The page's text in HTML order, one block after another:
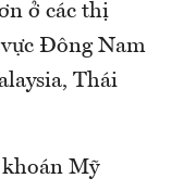
ở các thị
Đông Nam
Thái
Mỹ